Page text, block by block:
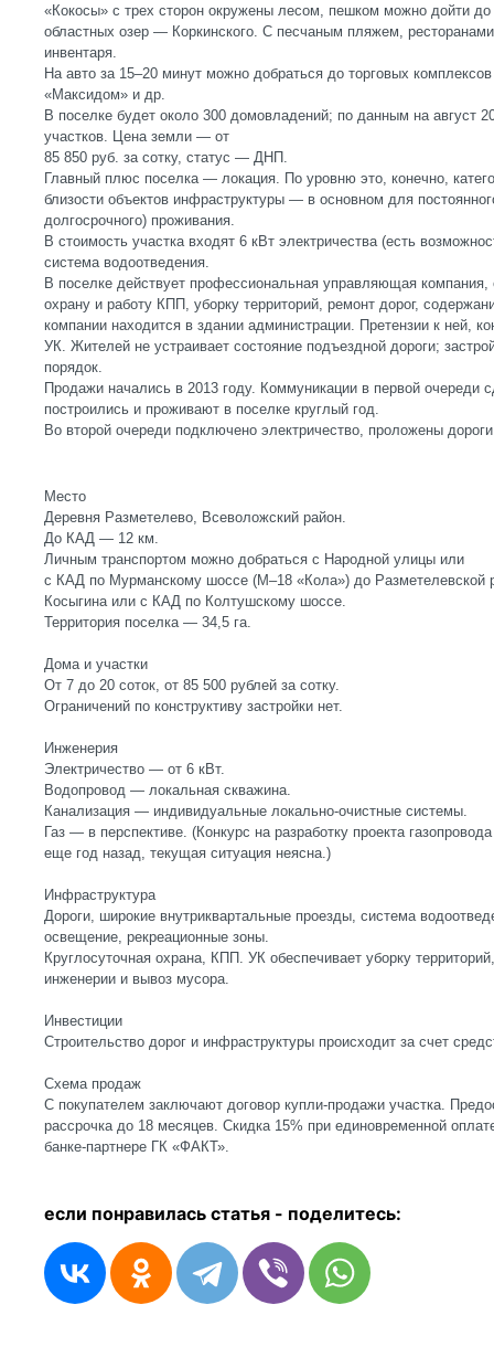
«Кокосы» с трех сторон окружены лесом, пешком можно дойти до
областных озер — Коркинского. С песчаным пляжем,
инвентаря.
На авто за 15–20 минут можно добраться до торговых
«Максидом» и др.
В поселке будет около 300 домовладений; по данным на август
участков. Цена земли — от
85 850 руб. за сотку, статус — ДНП.
Главный плюс поселка — локация. По уровню это, конечно,
близости объектов инфраструктуры — в основном для
долгосрочного) проживания.
В стоимость участка входят 6 кВт электричества (есть
система водоотведения.
В поселке действует профессиональная управляющая компания,
охрану и работу КПП, уборку территорий, ремонт дорог,
компании находится в здании администрации. Претензии к ней,
УК. Жителей не устраивает состояние подъездной дороги;
порядок.
Продажи начались в 2013 году. Коммуникации в первой очереди
построились и проживают в поселке круглый год.
Во второй очереди подключено электричество, проложены
Место
Деревня Разметелево, Всеволожский район.
До КАД — 12 км.
Личным транспортом можно добраться с Народной улицы или
с КАД по Мурманскому шоссе (М–18 «Кола») до Разметелевской
Косыгина или с КАД по Колтушскому шоссе.
Территория поселка — 34,5 га.
Дома и участки
От 7 до 20 соток, от 85 500 рублей за сотку.
Ограничений по конструктиву застройки нет.
Инженерия
Электричество — от 6 кВт.
Водопровод — локальная скважина.
Канализация — индивидуальные локально-очистные системы.
Газ — в перспективе. (Конкурс на разработку проекта
еще год назад, текущая ситуация неясна.)
Инфраструктура
Дороги, широкие внутриквартальные проезды, система
освещение, рекреационные зоны.
Круглосуточная охрана, КПП. УК обеспечивает уборку
инженерии и вывоз мусора.
Инвестиции
Строительство дорог и инфраструктуры происходит за счет
Схема продаж
С покупателем заключают договор купли-продажи участка.
рассрочка до 18 месяцев. Скидка 15% при единовременной
банке-партнере ГК «ФАКТ».
если понравилась статья - поделитесь: